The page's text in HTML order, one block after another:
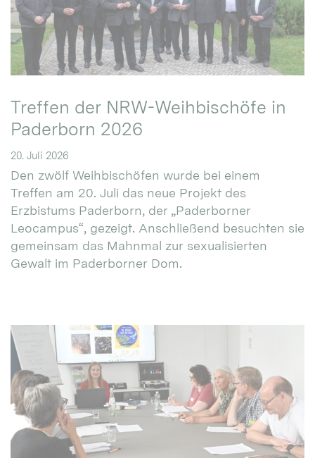
Treffen der NRW-Weihbischöfe in
Paderborn 2026
20. Juli 2026
Den zwölf Weihbischöfen wurde bei einem
Treffen am 20. Juli das neue Projekt des
Erzbistums Paderborn, der „Paderborner
Leocampus“, gezeigt. Anschließend besuchten sie
gemeinsam das Mahnmal zur sexualisierten
Gewalt im Paderborner Dom.